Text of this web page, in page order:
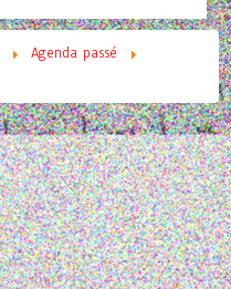
Agenda passé